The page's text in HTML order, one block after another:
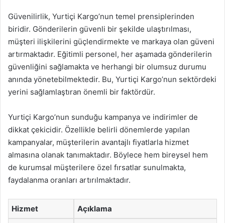
Güvenilirlik, Yurtiçi Kargo’nun temel prensiplerinden
biridir. Gönderilerin güvenli bir şekilde ulaştırılması,
müşteri ilişkilerini güçlendirmekte ve markaya olan güveni
artırmaktadır. Eğitimli personel, her aşamada gönderilerin
güvenliğini sağlamakta ve herhangi bir olumsuz durumu
anında yönetebilmektedir. Bu, Yurtiçi Kargo’nun sektördeki
yerini sağlamlaştıran önemli bir faktördür.
Yurtiçi Kargo’nun sunduğu kampanya ve indirimler de
dikkat çekicidir. Özellikle belirli dönemlerde yapılan
kampanyalar, müşterilerin avantajlı fiyatlarla hizmet
almasına olanak tanımaktadır. Böylece hem bireysel hem
de kurumsal müşterilere özel fırsatlar sunulmakta,
faydalanma oranları artırılmaktadır.
Hizmet Açıklama